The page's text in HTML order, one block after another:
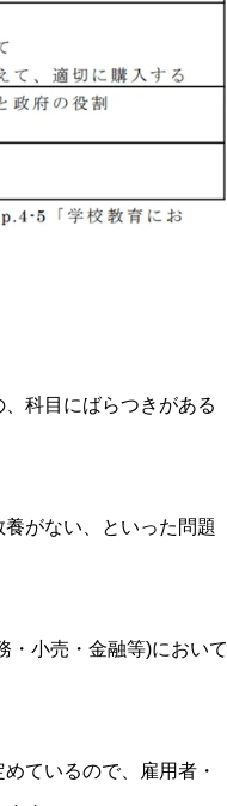
科目にばらつきがある
がない、といった問題
・小売・金融等)において
ているので、雇用者・